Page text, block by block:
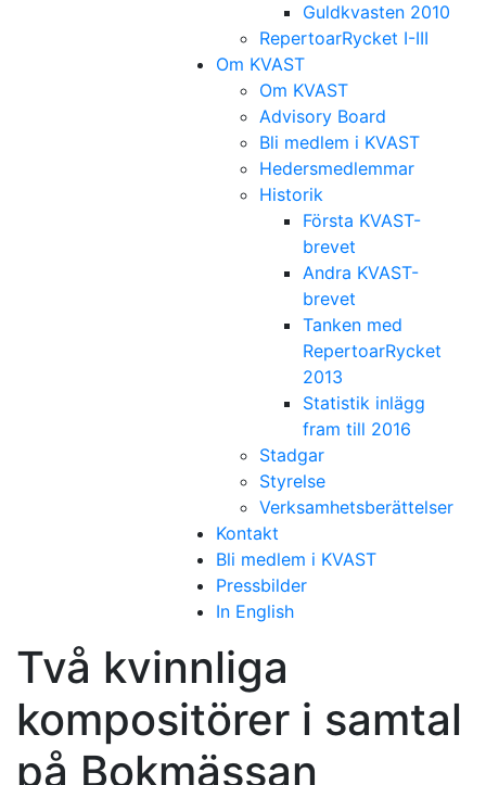
Guldkvasten 2010
RepertoarRycket I-III
Om KVAST
Om KVAST
Advisory Board
Bli medlem i KVAST
Hedersmedlemmar
Historik
Första KVAST-
brevet
Andra KVAST-
brevet
Tanken med
RepertoarRycket
2013
Statistik inlägg
fram till 2016
Stadgar
Styrelse
Verksamhetsberättelser
Kontakt
Bli medlem i KVAST
Pressbilder
In English
Två kvinnliga
kompositörer i samtal
på Bokmässan